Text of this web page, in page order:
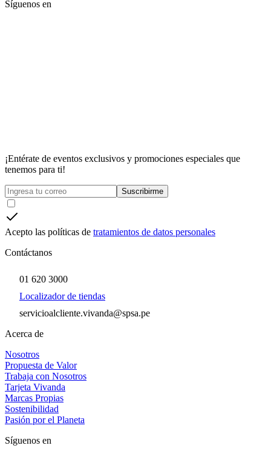
Síguenos en
¡Entérate de eventos exclusivos y promociones especiales que
tenemos para ti!
Suscribirme
Acepto las políticas de tratamientos de datos personales
Contáctanos
01 620 3000
Localizador de tiendas
servicioalcliente.vivanda@spsa.pe
Acerca de
Nosotros
Propuesta de Valor
Trabaja con Nosotros
Tarjeta Vivanda
Marcas Propias
Sostenibilidad
Pasión por el Planeta
Síguenos en